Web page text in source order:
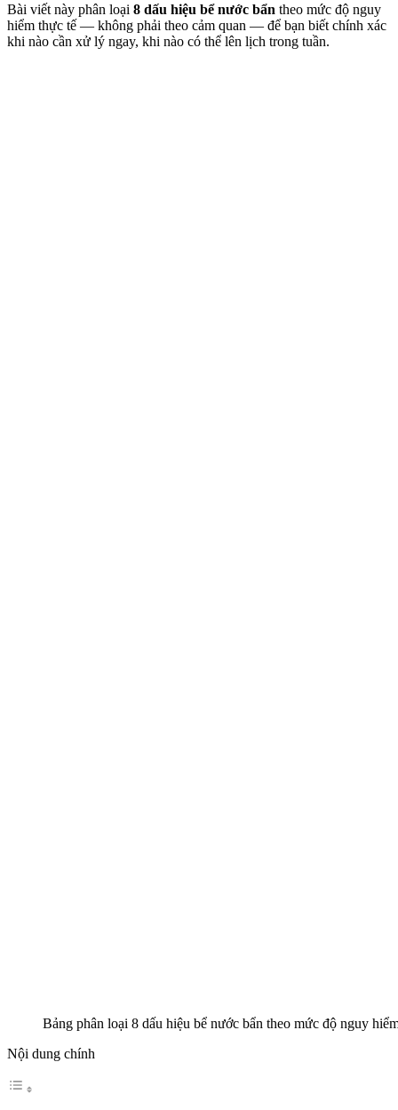
Bài viết này phân loại 8 dấu hiệu bể nước bẩn theo mức độ nguy
hiểm thực tế — không phải theo cảm quan — để bạn biết chính xác
khi nào cần xử lý ngay, khi nào có thể lên lịch trong tuần.
Bảng phân loại 8 dấu hiệu bể nước bẩn theo mức độ nguy
Nội dung chính